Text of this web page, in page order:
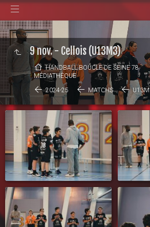
9 nov. - Cellois (U13M3)
HANDBALL BOUCLE DE SEINE 78
MÉDIATHÈQUE
2024-25
MATCHS U13M